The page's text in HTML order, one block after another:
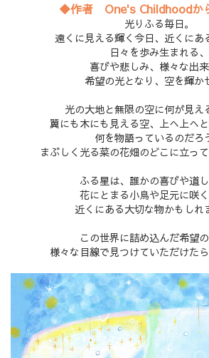
◆作者 One's Childhoodか
光りふる毎日。
遠くに見える輝く今日、近くにあ
日々を歩み生まれる、
喜びや悲しみ、様々な出
希望の光となり、空を輝か
光の大地と無限の空に何が見え
翼にも木にも見える空、上へ上へと
何を物語っているのだろ
まぶしく光る菜の花畑のどこに立って
ふる星は、誰かの喜びや道し
花にとまる小鳥や足元に咲
近くにある大切な物かもしれ
この世界に詰め込んだ希望の
様々な目線で見つけていただけたら